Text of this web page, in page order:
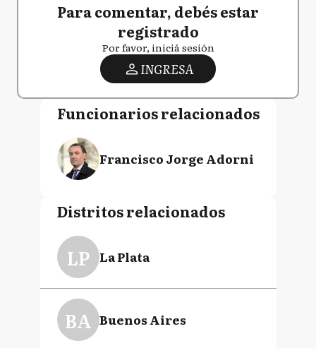
Para comentar, debés estar
registrado
Por favor, iniciá sesión
INGRESA
Funcionarios relacionados
Francisco Jorge Adorni
Distritos relacionados
LP La Plata
BA Buenos Aires